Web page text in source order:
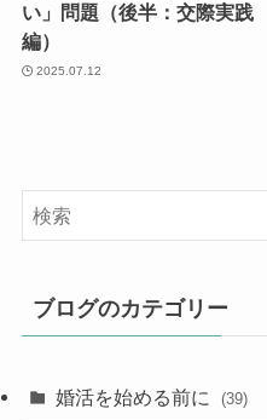
い」問題（後半：交際実践
編）
2025.07.12
ブログのカテゴリー
婚活を始める前に (39)